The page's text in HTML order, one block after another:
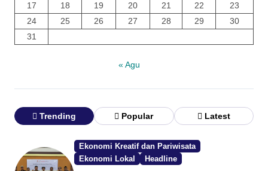
17
18 19 20 21 22
23
24
25 26 27 28 29
30
31
« Agu
Trending Popular Latest
Ekonomi Kreatif dan Pariwisata
Ekonomi Lokal
Headline